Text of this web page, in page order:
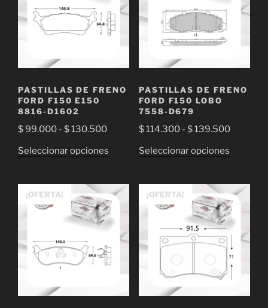
opciones
se
pueden
en
página
producto
opciones
en
página
producto
PASTILLAS DE FRENO
FORD F150 E150
8816-D1602
$99.000 - $130.500Rango
precios:
$ 99.000
hasta
$ 130.500
Seleccionar opciones
múltiples
variantes.
Las
opciones
se
pueden
PASTILLAS DE FRENO
FORD F150 LOBO
7558-D679
$114.300 - $139.500Rango
$
hasta
$
Seleccionar opcionesEste
Las
opciones
se
pueden
elegir
¡OFERTA! ¡OFERTA!